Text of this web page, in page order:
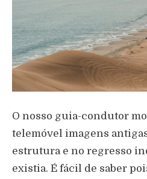
O nosso guia-condutor
telemóvel imagens
estrutura e no regresso
existia. É fácil de saber